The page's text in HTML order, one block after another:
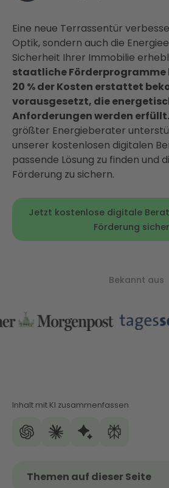
Eine neue Terrassentür
Optik, sondern auch die
Sicherheit Ihrer Immobilie
staatliche Förderprogramme
20 % der Kosten erstattet
vorausgesetzt, die
Anforderungen werden erfüllt.
größter Energieberater
unserer kostenlosen digitalen
passende Lösung zu finden und
Förderung zu sichern.
Jetzt kostenlose digitale
Förderung
Bekannt aus
Inhalt mit KI zusammenfassen
Themen auf dieser Seite